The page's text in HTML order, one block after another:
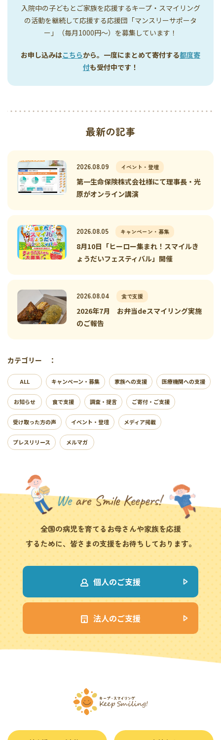
入院中の子どもとご家族を応援するキープ・スマイリング
の活動を継続して応援する応援団「マンスリーサポータ
ー」（毎月1000円〜）を募集しています！
お申し込みはこちらから。一度にまとめて寄付する都度寄
付も受付中です！
最新の記事
2026.08.09 イベント・登壇
第一生命保険株式会社様にて理事長・光
原がオンライン講演
2026.08.05 キャンペーン・募集
8月10日「ヒーロー集まれ！スマイルき
ょうだいフェスティバル」開催
2026.08.04 食で支援
2026年7月 お弁当deスマイリング実施
のご報告
カテゴリー ：
ALL キャンペーン・募集 家族への支援 医療機関への支援
お知らせ 食で支援 調査・提言 ご寄付・ご支援
受け取った方の声 イベント・登壇 メディア掲載
プレスリリース メルマガ
全国の病児を育てるお母さんや家族を応援
するために、皆さまの支援をお待ちしております。
個人のご支援
法人のご支援